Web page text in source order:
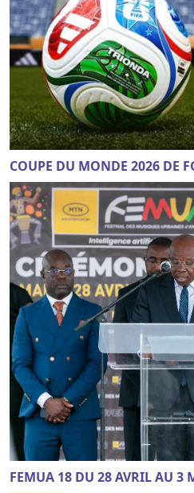
COUPE DU MONDE 2026 DE
FEMUA 18 DU 28 AVRIL AU 3